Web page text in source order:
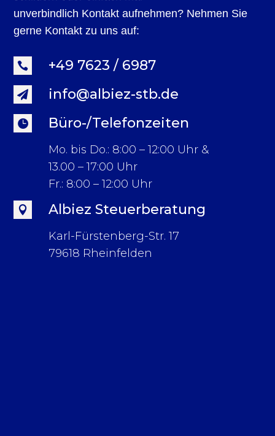
unverbindlich Kontakt aufnehmen? Nehmen Sie
gerne Kontakt zu uns auf:
 +49 7623 / 6987
 info@albiez-stb.de
 Büro-/Telefonzeiten
Mo. bis Do.: 8:00 – 12:00 Uhr &
13.00 – 17:00 Uhr
Fr.: 8:00 – 12:00 Uhr
 Albiez Steuerberatung
Karl-Fürstenberg-Str. 17
79618 Rheinfelden